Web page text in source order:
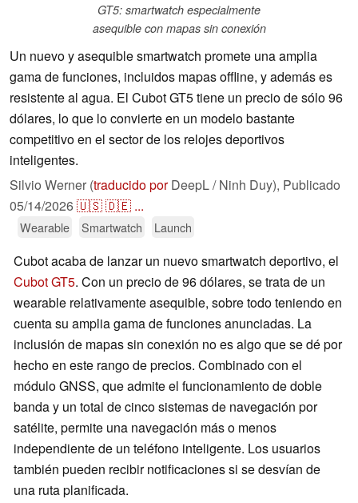
GT5: smartwatch especialmente
asequible con mapas sin conexión
Un nuevo y asequible smartwatch promete una amplia
gama de funciones, incluidos mapas offline, y además es
resistente al agua. El Cubot GT5 tiene un precio de sólo 96
dólares, lo que lo convierte en un modelo bastante
competitivo en el sector de los relojes deportivos
inteligentes.
Silvio Werner (traducido porDeepL / Ninh Duy), Publicado
05/14/2026🇺🇸🇩🇪 ...
Wearable Smartwatch Launch
Cubot acaba de lanzar un nuevo smartwatch deportivo, el
Cubot GT5. Con un precio de 96 dólares, se trata de un
wearable relativamente asequible, sobre todo teniendo en
cuenta su amplia gama de funciones anunciadas. La
inclusión de mapas sin conexión no es algo que se dé por
hecho en este rango de precios. Combinado con el
módulo GNSS, que admite el funcionamiento de doble
banda y un total de cinco sistemas de navegación por
satélite, permite una navegación más o menos
independiente de un teléfono inteligente. Los usuarios
también pueden recibir notificaciones si se desvían de
una ruta planificada.